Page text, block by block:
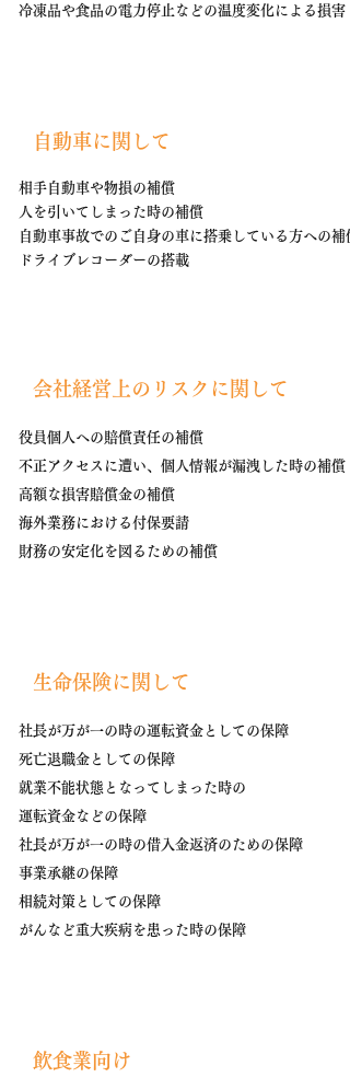
冷凍品や食品の電力停止などの温度変化による損害
​自動車に関して
相手自動車や物損の補償
人を引いてしまった時の補償
自動車事故でのご自身の車に搭乗している方への補
​ドライブレコーダーの搭載
​会社経営上のリスクに関して
役員個人への賠償責任の補償
不正アクセスに遭い、個人情報が漏洩した時の補償
高額な損害賠償金の補償
海外業務における付保要請
​財務の安定化を図るための補償
​生命保険に関して
社長が万が一の時の運転資金としての保障
死亡退職金としての保障
就業不能状態となってしまった時の
運転資金などの保障
社長が万が一の時の借入金返済のための保障
事業承継の保障
​相続対策としての保障
​がんなど重大疾病を患った時の保障
​飲食業向け